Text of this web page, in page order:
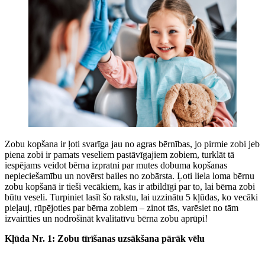
Zobu kopšana ir ļoti svarīga jau no agras bērnības, jo pirmie zobi jeb
piena zobi ir pamats veseliem pastāvīgajiem zobiem, turklāt tā
iespējams veidot bērna izpratni par mutes dobuma kopšanas
nepieciešamību un novērst bailes no zobārsta. Ļoti liela loma bērnu
zobu kopšanā ir tieši vecākiem, kas ir atbildīgi par to, lai bērna zobi
būtu veseli. Turpiniet lasīt šo rakstu, lai uzzinātu 5 kļūdas, ko vecāki
pieļauj, rūpējoties par bērna zobiem – zinot tās, varēsiet no tām
izvairīties un nodrošināt kvalitatīvu bērna zobu aprūpi!
Kļūda Nr. 1: Zobu tīrīšanas uzsākšana pārāk vēlu